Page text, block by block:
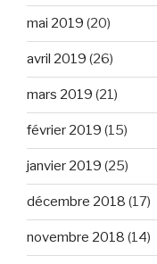
mai 2019 (20)
avril 2019 (26)
mars 2019 (21)
février 2019 (15)
janvier 2019 (25)
décembre 2018 (17)
novembre 2018 (14)